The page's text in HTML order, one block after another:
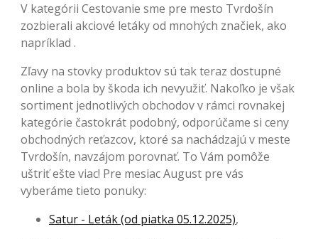
V kategórii Cestovanie sme pre mesto Tvrdošín
zozbierali akciové letáky od mnohých značiek, ako
napríklad .
Zľavy na stovky produktov sú tak teraz dostupné
online a bola by škoda ich nevyužiť. Nakoľko je však
sortiment jednotlivých obchodov v rámci rovnakej
kategórie častokrát podobný, odporúčame si ceny
obchodných reťazcov, ktoré sa nachádzajú v meste
Tvrdošín, navzájom porovnať. To Vám pomôže
uštriť ešte viac! Pre mesiac August pre vás
vyberáme tieto ponuky:
Satur - Leták (od piatka 05.12.2025),